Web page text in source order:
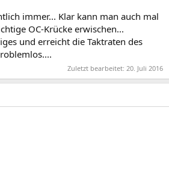
immer... Klar kann man auch mal
OC-Krücke erwischen...
und erreicht die Taktraten des
Zuletzt bearbeitet: 20. Juli 2016